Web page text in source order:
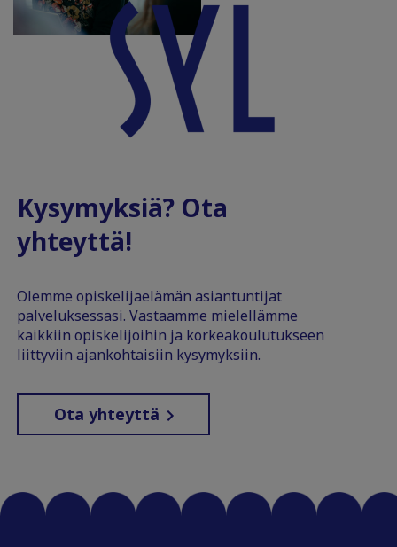
Kysymyksiä? Ota
yhteyttä!
Olemme opiskelijaelämän asiantuntijat
palveluksessasi. Vastaamme mielellämme
kaikkiin opiskelijoihin ja korkeakoulutukseen
liittyviin ajankohtaisiin kysymyksiin.
Ota yhteyttä